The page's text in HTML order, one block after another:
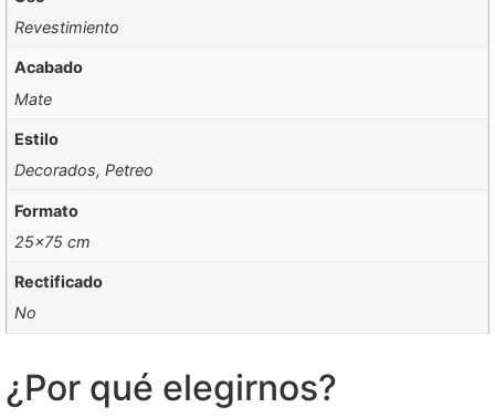
Revestimiento
Acabado
Mate
Estilo
Decorados, Petreo
Formato
25×75 cm
Rectificado
No
¿Por qué elegirnos?